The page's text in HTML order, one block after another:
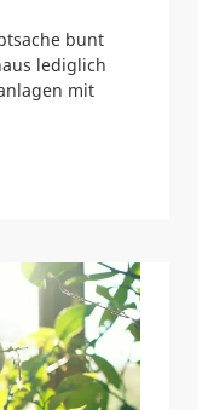
bunt
lediglich
mit